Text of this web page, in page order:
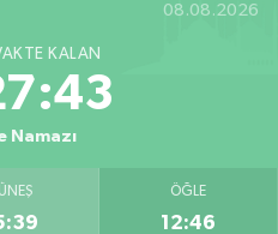
08.08.2026
KALAN
Namazı
ÖĞLE
12:46